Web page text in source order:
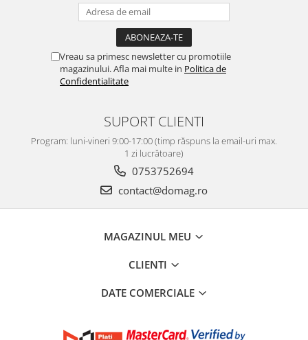
Vreau sa primesc newsletter cu promotiile
magazinului. Afla mai multe in Politica de
Confidentialitate
SUPORT CLIENTI
Program: luni-vineri 9:00-17:00 (timp răspuns la email-uri max.
1 zi lucrătoare)
0753752694
contact@domag.ro
MAGAZINUL MEU
CLIENTI
DATE COMERCIALE